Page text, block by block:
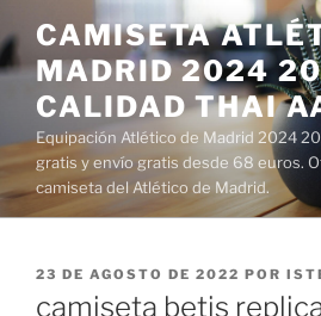
al
contenido
CAMISETA
MADRID 2024
CALIDAD THAI
Equipación Atlético de Madrid 2024
gratis y envío gratis desde 68 euros.
camiseta del Atlético de Madrid.
PUBLICADO
23 DE AGOSTO DE 2022 POR
camiseta betis